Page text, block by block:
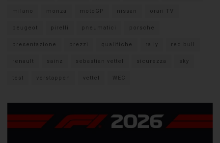
milano monza motoGP nissan orari TV
peugeot pirelli pneumatici porsche
presentazione prezzi qualifiche rally red bull
renault sainz sebastian vettel sicurezza sky
test verstappen vettel WEC